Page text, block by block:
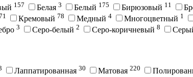
157 Белая 3 Белый 175 Бирюзовый 11
Кремовый 78 Медный 4 Многоцветный 1
3 Серо-белый 2 Серо-коричневый 8
Лаппатированная 30 Матовая 220